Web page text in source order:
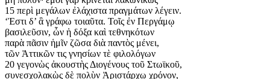
15 περὶ μεγάλων ἐλάχιστα πραγμάτων λέγειν.
‘Ἐστι δ’ ἃ γράφω τοιαῦτα. Τοῖς ἐν Περγάμῳ
βασιλεῦσιν, ὧν ἡ δόξα καὶ τεθνηκότων
παρὰ πᾶσιν ἡμῖν ζῶσα διὰ παντὸς μένει,
τῶν Ἀττικῶν τις γνησίων τὲ φιλολόγων
20 γεγονὼς ἀκουστὴς Διογένους τοῦ Στωϊκοῦ,
συνεσχολακὼς δὲ πολὺν Ἀριστάρχῳ χρόνον,